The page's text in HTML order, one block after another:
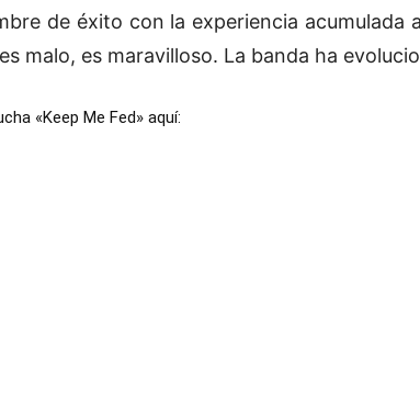
de éxito con la experiencia acumulada
malo, es maravilloso. La banda ha
«Keep Me Fed» aquí: